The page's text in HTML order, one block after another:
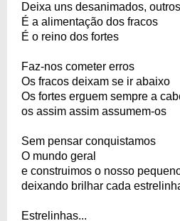
Deixa uns desanimados,
É a alimentação dos fracos
É o reino dos fortes
Faz-nos cometer erros
Os fracos deixam se ir abaixo
Os fortes erguem sempre a
os assim assim assumem-os
Sem pensar conquistamos
O mundo geral
e construimos o nosso
deixando brilhar cada
Estrelinhas...